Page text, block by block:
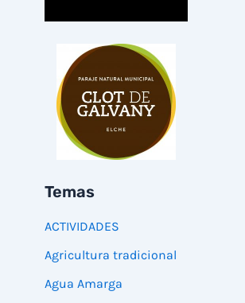
Temas
ACTIVIDADES
Agricultura tradicional
Agua Amarga